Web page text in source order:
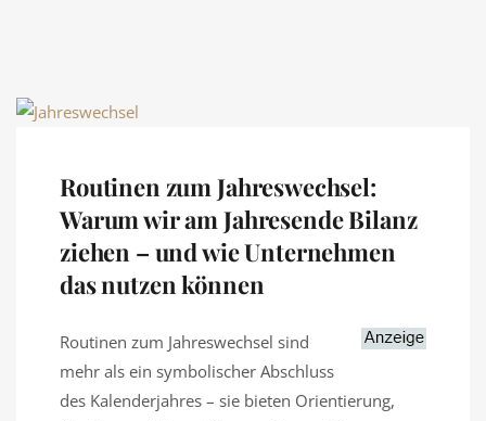
Routinen zum Jahreswechsel:
Warum wir am Jahresende Bilanz
ziehen – und wie Unternehmen
das nutzen können
Routinen zum Jahreswechsel sind
mehr als ein symbolischer Abschluss
des Kalenderjahres – sie bieten Orientierung,